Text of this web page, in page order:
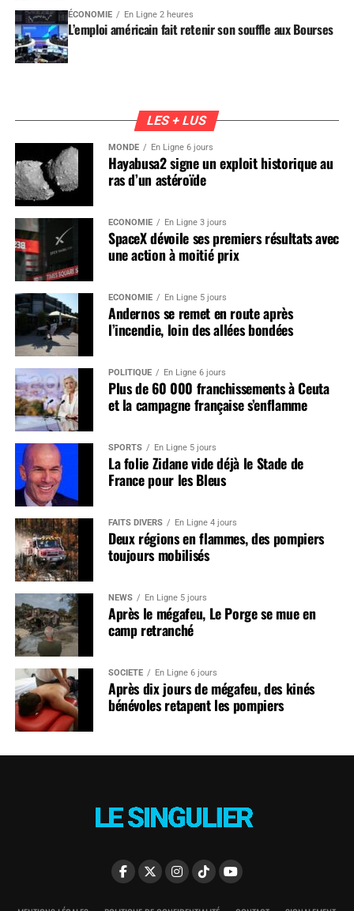
ÉCONOMIE En Ligne 2 heures
L’emploi américain fait retenir son souffle aux Bourses
LES + LUS
MONDE En Ligne 6 jours
Hayabusa2 signe un exploit historique au
ras d’un astéroïde
ÉCONOMIE En Ligne 3 jours
SpaceX dévoile ses premiers résultats avec
une action à moitié prix
ÉCONOMIE En Ligne 5 jours
Andernos se remet en route après
l’incendie, loin des allées bondées
POLITIQUE En Ligne 6 jours
Plus de 60 000 franchissements à Ceuta
et la campagne française s’enflamme
SPORTS En Ligne 5 jours
La folie Zidane vide déjà le Stade de
France pour les Bleus
FAITS DIVERS En Ligne 4 jours
Deux régions en flammes, des pompiers
toujours mobilisés
NEWS En Ligne 5 jours
Après le mégafeu, Le Porge se mue en
camp retranché
SOCIÉTÉ En Ligne 6 jours
Après dix jours de mégafeu, des kinés
bénévoles retapent les pompiers